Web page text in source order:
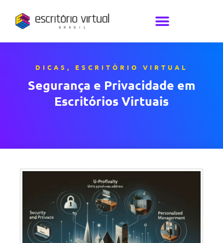
DICAS , ESCRITÓRIO VIRTUAL
Segurança e Privacidade em
Escritórios Virtuais